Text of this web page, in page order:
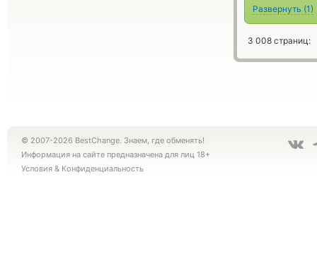
Развернуть (1)
3 008 страниц:
© 2007-2026 BestChange. Знаем, где обменять!
Информация на сайте предназначена для лиц 18+
Условия & Конфиденциальность